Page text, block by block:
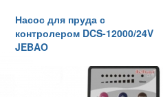
Насос для пруда с
контролером DCS-12000/24V
JEBAO